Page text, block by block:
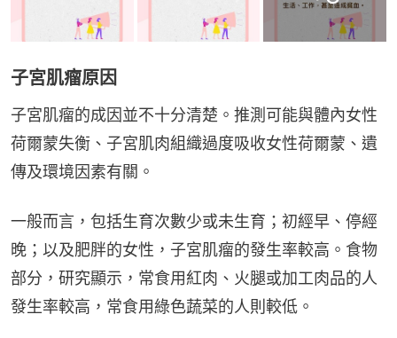
子宮肌瘤原因
子宮肌瘤的成因並不十分清楚。推測可能與體內女性
荷爾蒙失衡、子宮肌肉組織過度吸收女性荷爾蒙、遺
傳及環境因素有關。
一般而言，包括生育次數少或未生育；初經早、停經
晚；以及肥胖的女性，子宮肌瘤的發生率較高。食物
部分，研究顯示，常食用紅肉、火腿或加工肉品的人
發生率較高，常食用綠色蔬菜的人則較低。